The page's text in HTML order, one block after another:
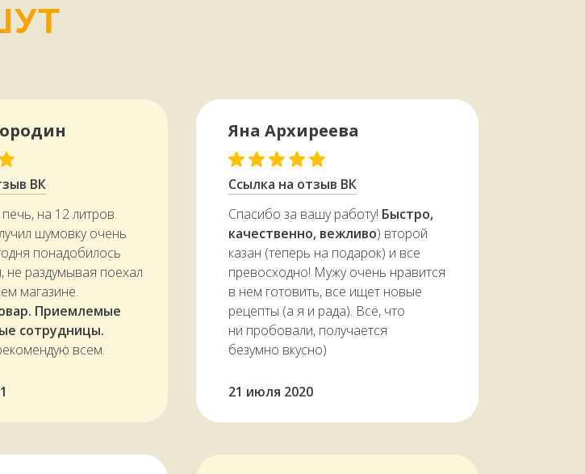
на 12 литров.
шумовку очень
понадобилось
не раздумывая поехал
магазине.
Приемлемые
сотрудницы.
всем.
Спасибо за вашу работу! Быстро,
качественно, вежливо) второй
казан (теперь на подарок) и все
превосходно! Мужу очень нравится
в нем готовить, все ищет новые
рецепты (а я и рада). Всё, что
ни пробовали, получается
безумно вкусно)
ВК Ссылка на отзыв ВК
Яна Архиреева
21 июля 2020